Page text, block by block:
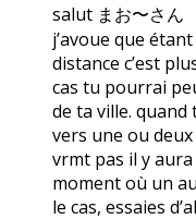
salut まお〜さん
j’avoue que
distance c’est
cas tu pourrai
de ta ville. quand
vers une ou
vrmt pas il y
moment où un
le cas, essaies